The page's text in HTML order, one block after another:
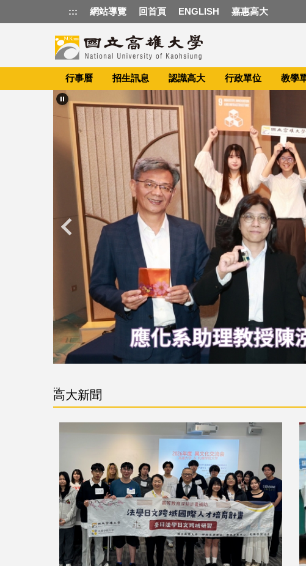
到
區
行事曆 招生訊息 認識高大 行政單位 教學
::: 網站導覽 回首頁 ENGLISH 嘉惠高大
:::
高大新聞